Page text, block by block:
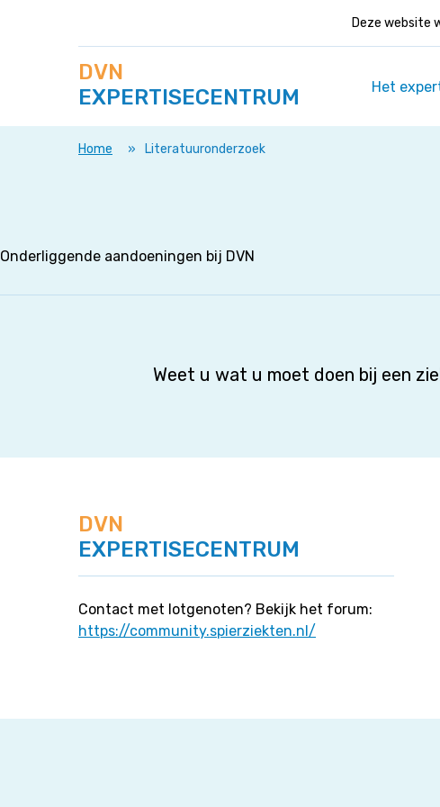
Deze website
direct
naar
op
deze
site
DVN
EXPERTISECENTRUM
Het
Home » Literatuuronderzoek
Onderliggende aandoeningen bij DVN
Weet u wat u moet doen bij een
DVN
EXPERTISECENTRUM
Contact met lotgenoten? Bekijk het forum:
https://community.spierziekten.nl/